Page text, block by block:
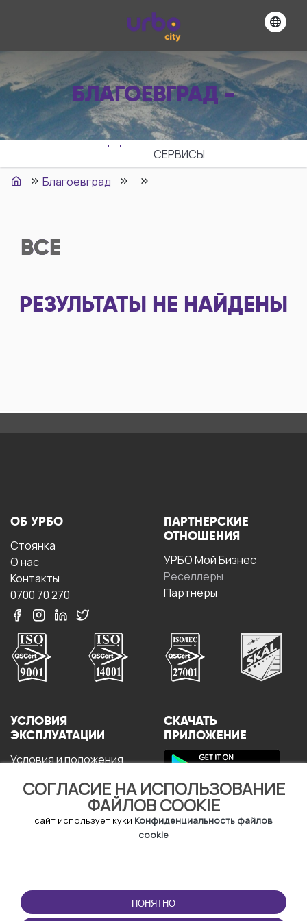
БЛАГОЕВГРАД -
СЕРВИСЫ
Благоевград
ВСЕ
РЕЗУЛЬТАТЫ НЕ НАЙДЕНЫ
СОГЛАСИЕ НА ИСПОЛЬЗОВАНИЕ
ФАЙЛОВ COOKIE
сайт использует куки Конфиденциальность файлов
cookie
ПОНЯТНО
ОБ УРБО
Стоянка
О нас
Контакты
0700 70 270
ПАРТНЕРСКИЕ
ОТНОШЕНИЯ
УРБО Мой Бизнес
Реселлеры
Партнеры
УСЛОВИЯ
ЭКСПЛУАТАЦИИ
Условия и положения
конфиденциальности
Политика в отношении
Пользовательское
СКАЧАТЬ
ПРИЛОЖЕНИЕ